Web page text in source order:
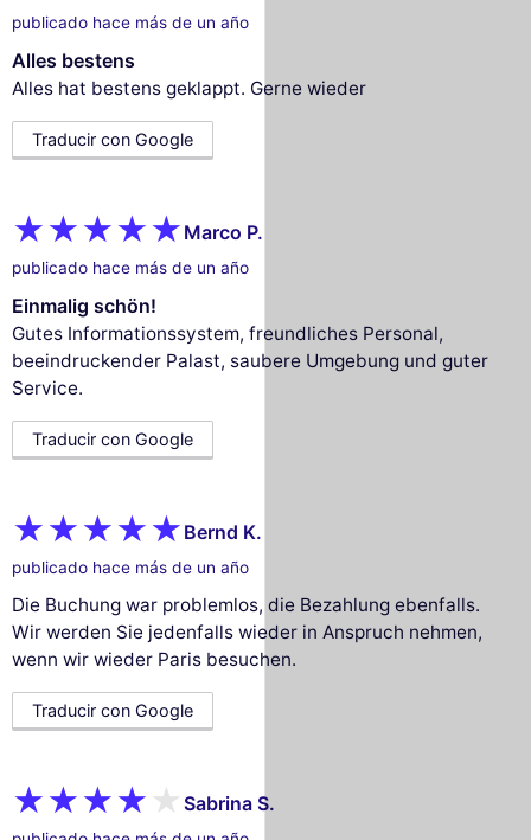
publicado hace más de un año
Alles bestens
Alles hat bestens geklappt. Gerne wieder
Traducir con Google
Marco P.
publicado hace más de un año
Einmalig schön!
Gutes Informationssystem, freundliches Personal,
beeindruckender Palast, saubere Umgebung und guter
Service.
Traducir con Google
Bernd K.
publicado hace más de un año
Die Buchung war problemlos, die Bezahlung ebenfalls.
Wir werden Sie jedenfalls wieder in Anspruch nehmen,
wenn wir wieder Paris besuchen.
Traducir con Google
Sabrina S.